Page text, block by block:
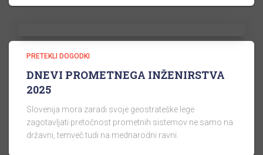
PRETEKLI DOGODKI
DNEVI PROMETNEGA INŽENIRSTVA
2025
Slovenija mora zaradi svoje geostrateške lege
zagotavljati pretočnost prometnih sistemov ne samo na
državni, temveč tudi na mednarodni ravni.